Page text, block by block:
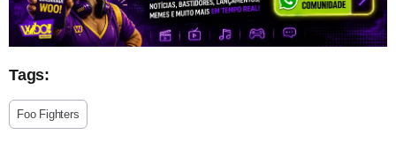
Tags:
Foo Fighters